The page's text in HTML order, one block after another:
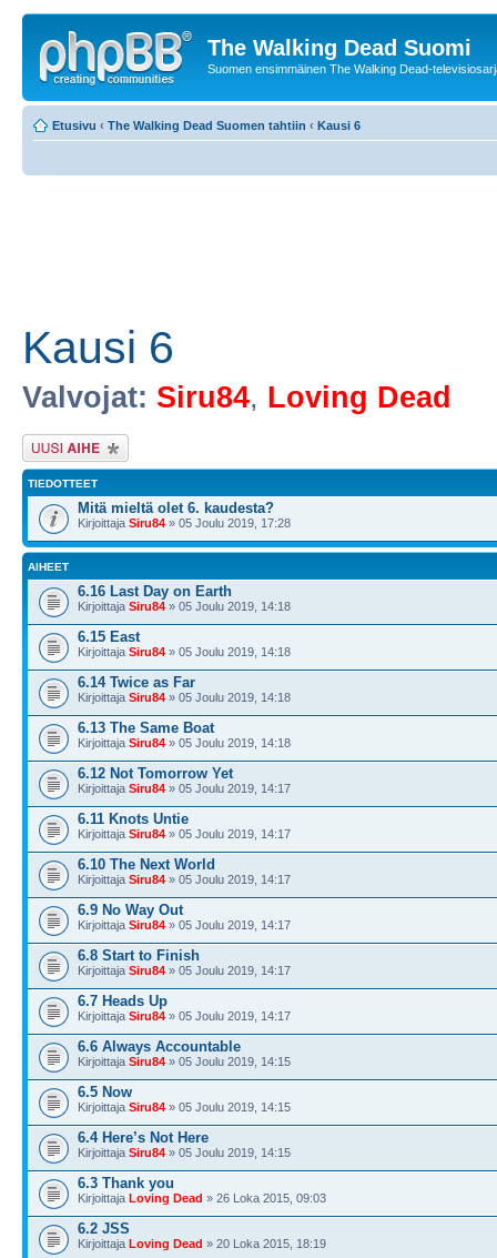
The Walking Dead Suomi
Suomen ensimmäinen The Walking Dead-
Etusivu ‹ The Walking Dead Suomen tahtiin ‹ Kausi 6
Kausi 6
Valvojat: Siru84, Loving Dead
Lähetä uusi viesti
TIEDOTTEET
Mitä mieltä olet 6. kaudesta?
Kirjoittaja Siru84 » 05 Joulu 2019, 17:28
AIHEET
6.16 Last Day on Earth
Kirjoittaja Siru84 » 05 Joulu 2019, 14:18
6.15 East
Kirjoittaja Siru84 » 05 Joulu 2019, 14:18
6.14 Twice as Far
Kirjoittaja Siru84 » 05 Joulu 2019, 14:18
6.13 The Same Boat
Kirjoittaja Siru84 » 05 Joulu 2019, 14:18
6.12 Not Tomorrow Yet
Kirjoittaja Siru84 » 05 Joulu 2019, 14:17
6.11 Knots Untie
Kirjoittaja Siru84 » 05 Joulu 2019, 14:17
6.10 The Next World
Kirjoittaja Siru84 » 05 Joulu 2019, 14:17
6.9 No Way Out
Kirjoittaja Siru84 » 05 Joulu 2019, 14:17
6.8 Start to Finish
Kirjoittaja Siru84 » 05 Joulu 2019, 14:17
6.7 Heads Up
Kirjoittaja Siru84 » 05 Joulu 2019, 14:17
6.6 Always Accountable
Kirjoittaja Siru84 » 05 Joulu 2019, 14:15
6.5 Now
Kirjoittaja Siru84 » 05 Joulu 2019, 14:15
6.4 Here’s Not Here
Kirjoittaja Siru84 » 05 Joulu 2019, 14:15
6.3 Thank you
Kirjoittaja Loving Dead » 26 Loka 2015, 09:03
6.2 JSS
Kirjoittaja Loving Dead » 20 Loka 2015, 18:19